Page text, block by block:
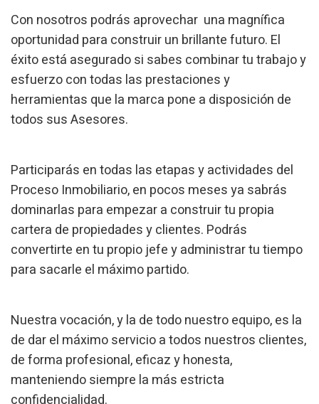
Con nosotros podrás aprovechar una magnífica
oportunidad para construir un brillante futuro. El
éxito está asegurado si sabes combinar tu trabajo y
esfuerzo con todas las prestaciones y
herramientas que la marca pone a disposición de
todos sus Asesores.
Participarás en todas las etapas y actividades del
Proceso Inmobiliario, en pocos meses ya sabrás
dominarlas para empezar a construir tu propia
cartera de propiedades y clientes. Podrás
convertirte en tu propio jefe y administrar tu tiempo
para sacarle el máximo partido.
Nuestra vocación, y la de todo nuestro equipo, es la
de dar el máximo servicio a todos nuestros clientes,
de forma profesional, eficaz y honesta,
manteniendo siempre la más estricta
confidencialidad.
Modificar cookies
Este sitio web utiliza Cookies propias para recopilar
Si continua navegando, supone la aceptación de la
instalación de las mismas. El usuario tiene la posibilidad
de configurar su navegador pudiendo, si así lo desea,
impedir que sean instaladas en su disco duro, aunque
deberá tener en cuenta que dicha acción podrá ocasionar
dificultades de navegación de la página web.